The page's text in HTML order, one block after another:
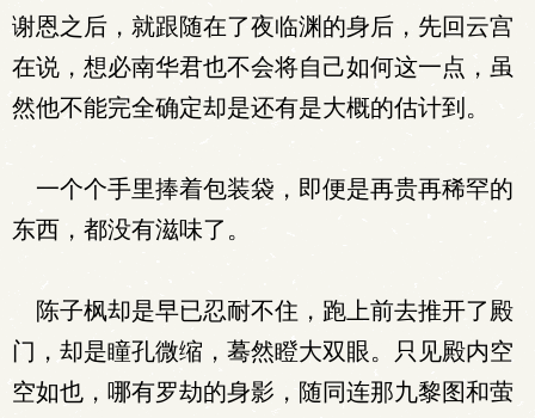
谢恩之后，就跟随在了夜临渊的身后，先回云宫
在说，想必南华君也不会将自己如何这一点，虽
然他不能完全确定却是还有是大概的估计到。
一个个手里捧着包装袋，即便是再贵再稀罕的
东西，都没有滋味了。
陈子枫却是早已忍耐不住，跑上前去推开了殿
门，却是瞳孔微缩，蓦然瞪大双眼。只见殿内空
空如也，哪有罗劫的身影，随同连那九黎图和萤